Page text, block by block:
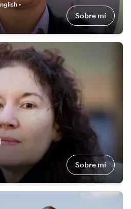
•
Sobre mí
Sobre mí